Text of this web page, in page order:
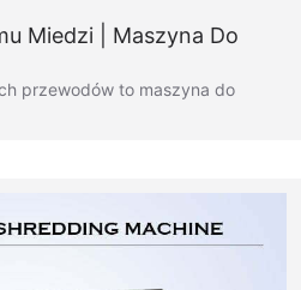
Miedzi | Maszyna Do
przewodów to maszyna do